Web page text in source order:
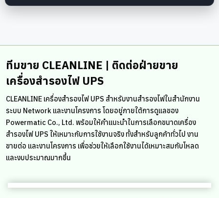
ทีมขาย CLEANLINE | ติดต่อฝ่ายขาย
เครื่องสำรองไฟ UPS
CLEANLINE เครื่องสำรองไฟ UPS สำหรับงานสำรองไฟในสำนักงาน
ระบบ Network และงานโครงการ โดยอยู่ภายใต้การดูแลของ
Powermatic Co., Ltd. พร้อมให้คำแนะนำในการเลือกขนาดเครื่อง
สำรองไฟ UPS ให้เหมาะกับการใช้งานจริง ทั้งสำหรับลูกค้าทั่วไป งาน
ขายต่อ และงานโครงการ เพื่อช่วยให้เลือกใช้งานได้เหมาะสมกับโหลด
และงบประมาณมากขึ้น